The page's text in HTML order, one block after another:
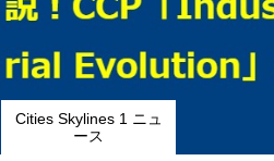
Cities Skylines 1 ニュ
ース